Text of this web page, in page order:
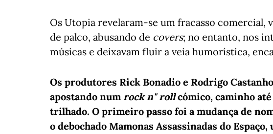
Os Utopia revelaram-se um fracasso comercial,
de palco, abusando de covers; no entanto, nos
músicas e deixavam fluir a veia humorística,
Os produtores Rick Bonadio e Rodrigo
apostando num rock n" rollcómico, caminho
trilhado. O primeiro passo foi a mudança de
o debochado Mamonas Assassinadas do